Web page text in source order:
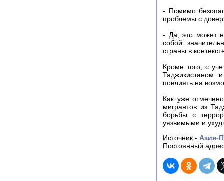
- Помимо
проблемы с
- Да, это может
собой
страны в
Кроме того, с
Таджикистаном
повлиять на
Как уже
мигрантов из
борьбы с
уязвимыми и
Источник - Азия-
Постоянный